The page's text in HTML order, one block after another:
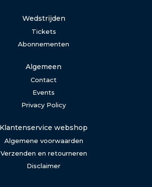
Wedstrijden
Tickets
Abonnementen
Algemeen
Contact
Events
Privacy Policy
Klantenservice webshop
Algemene voorwaarden
Verzenden en retourneren
Disclaimer